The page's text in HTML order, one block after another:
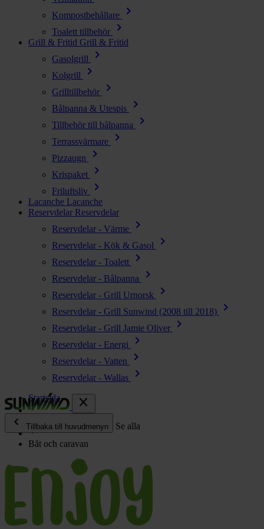
Kompostbehållare chevron_right
Toalett tillbehör chevron_right
Grill & Fritid Grill & Fritid
Gasolgrill
chevron_right
Kolgrill chevron_right
Grilltillbehör chevron_right
Bålpanna & Utespis chevron_right
Tillbehör till bålpanna chevron_right
Terrassvärmare chevron_right
Pizzaugn chevron_right
Krispaket chevron_right
Friluftsliv chevron_right
Lacanche Lacanche
Reservdelar Reservdelar
Reservdelar - Värme
chevron_right
Reservdelar - Kök & Gasol chevron_right
Reservdelar - Toalett chevron_right
Reservdelar - Bålpanna chevron_right
Reservdelar - Grill Urnorsk chevron_right
Reservdelar - Grill Sunwind (2008 till 2018) chevron_right
Reservdelar - Grill Jamie Oliver chevron_right
Reservdelar - Energi chevron_right
Reservdelar - Vatten chevron_right
Reservdelar - Wallas
chevron_right
close
chevron_left
Tillbaka till huvudmenyn Se alla
chevron_right
Kök & Gasol chevron_right
Värme
Vatten chevron_right
Startsida
Båt och caravan